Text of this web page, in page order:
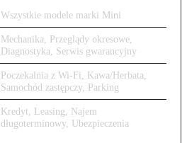
Wszystkie modele marki Mini
Mechanika, Przeglądy okresowe,
Diagnostyka, Serwis gwarancyjny
Poczekalnia z Wi-Fi, Kawa/Herbata,
Samochód zastępczy, Parking
Kredyt, Leasing, Najem
długoterminowy, Ubezpieczenia